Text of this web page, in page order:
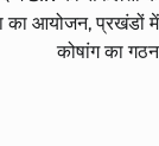
का आयोजन, प्रखंडों में
कोषांग का गठन